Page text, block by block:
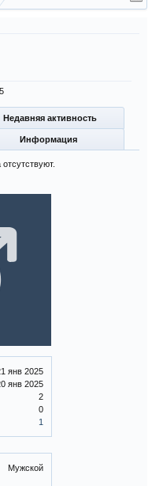
янв 2025
янв 2025
2
0
1
Мужской
Недавняя активность
Информация